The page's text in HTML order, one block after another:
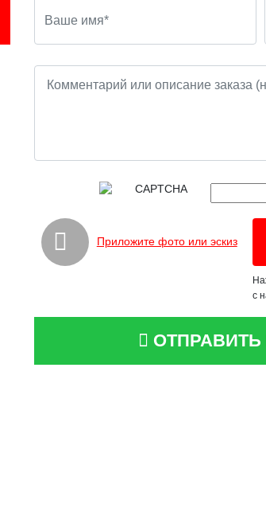
Приложите фото или эскиз
с
ОТПРАВИТЬ